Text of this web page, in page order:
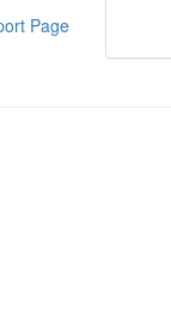
Page